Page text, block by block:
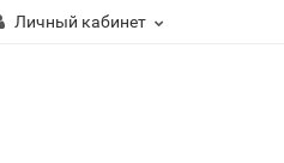
Личный кабинет